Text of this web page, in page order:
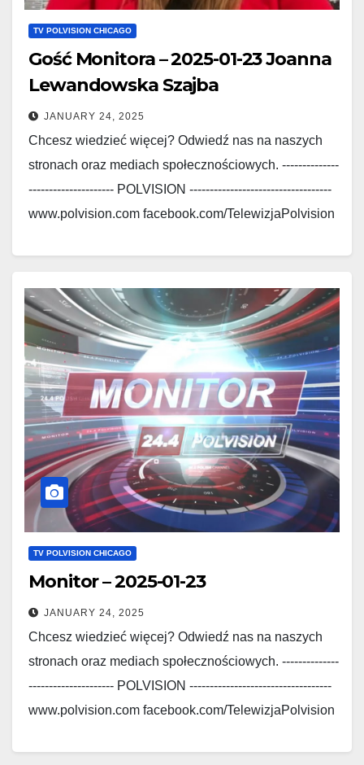
TV POLVISION CHICAGO
Gość Monitora – 2025-01-23 Joanna
Lewandowska Szajba
JANUARY 24, 2025
Chcesz wiedzieć więcej? Odwiedź nas na naszych
stronach oraz mediach społecznościowych. --------------
--------------------- POLVISION -----------------------------------
www.polvision.com facebook.com/TelewizjaPolvision
TV POLVISION CHICAGO
Monitor – 2025-01-23
JANUARY 24, 2025
Chcesz wiedzieć więcej? Odwiedź nas na naszych
stronach oraz mediach społecznościowych. --------------
--------------------- POLVISION -----------------------------------
www.polvision.com facebook.com/TelewizjaPolvision